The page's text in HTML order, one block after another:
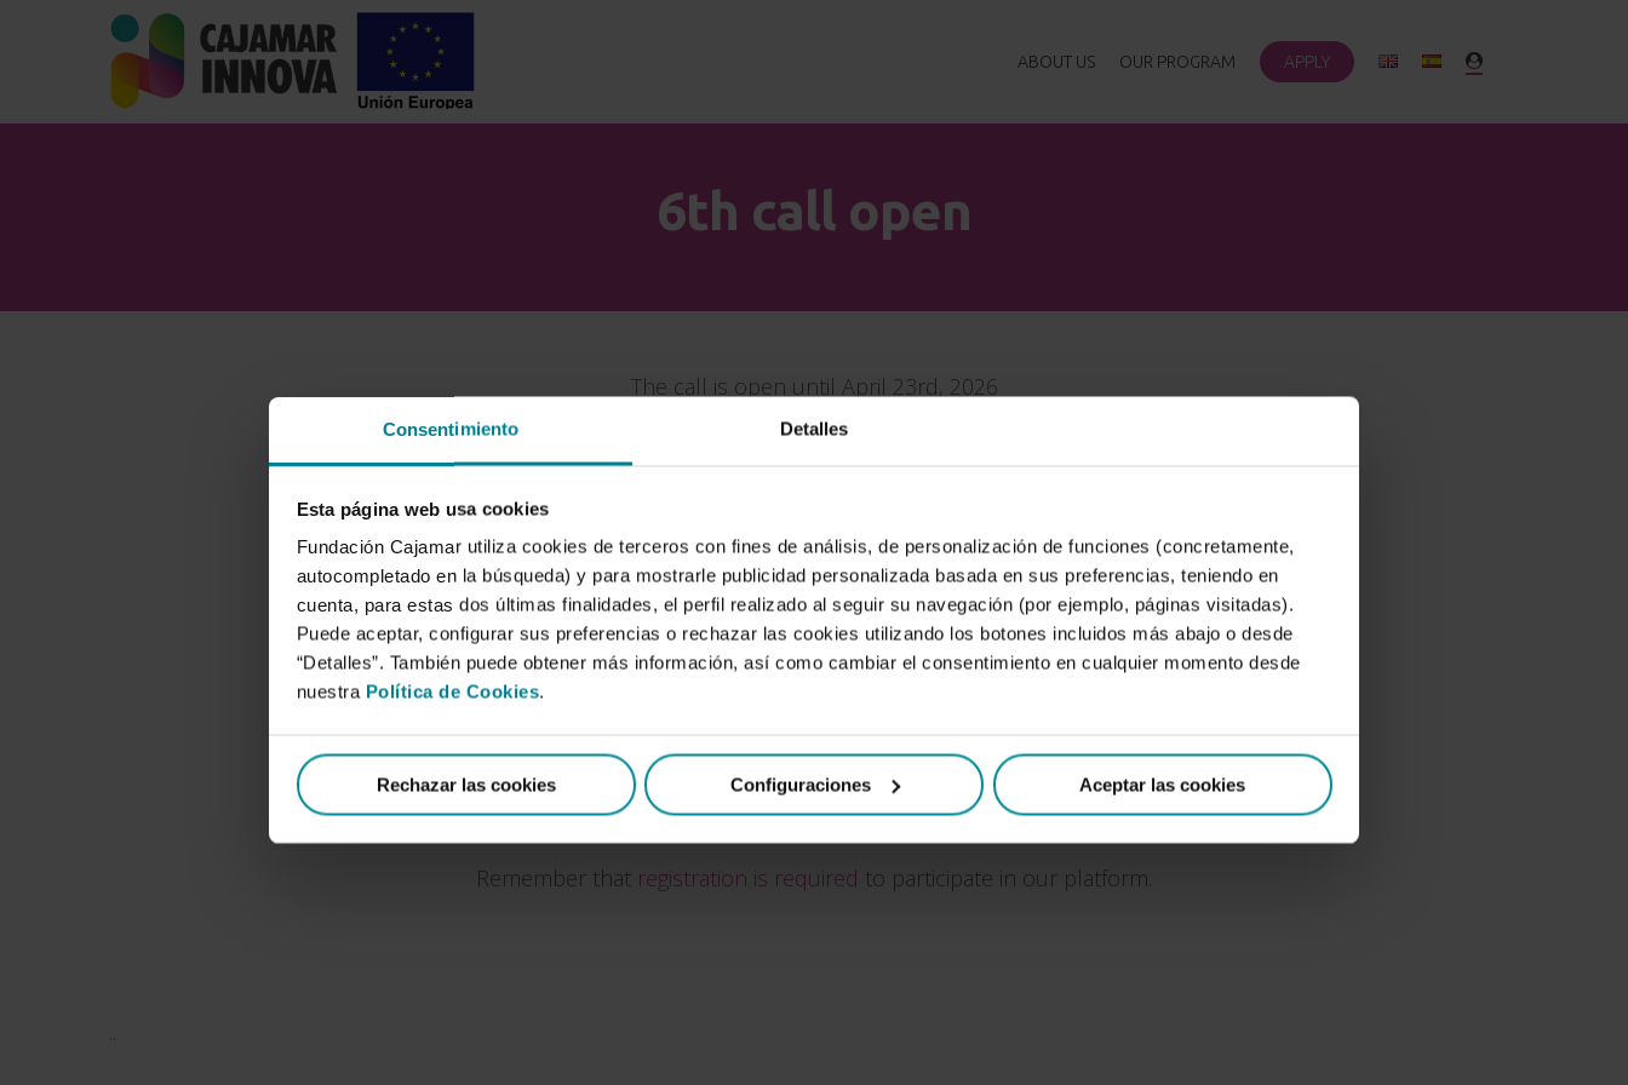
Consentimiento Detalles
Esta página web usa cookies
Fundación Cajamar utiliza cookies de terceros con fines de análisis, de personalización de funciones (concretamente,
autocompletado en la búsqueda) y para mostrarle publicidad personalizada basada en sus preferencias, teniendo en
cuenta, para estas dos últimas finalidades, el perfil realizado al seguir su navegación (por ejemplo, páginas visitadas).
Puede aceptar, configurar sus preferencias o rechazar las cookies utilizando los botones incluidos más abajo o desde
“Detalles”. También puede obtener más información, así como cambiar el consentimiento en cualquier momento desde
nuestra Política de Cookies.
Rechazar las cookies Configuraciones Aceptar las cookies
content
ABOUT US OUR PROGRAM APPLY
6th call open
The call is open until April 23rd, 2026
Apply now!
Remember that registration is required to participate in our platform.
..